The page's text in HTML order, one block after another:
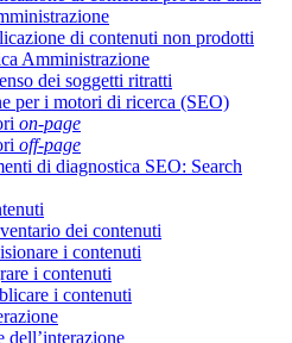
di contenuti non prodotti
Amministrazione
dei soggetti ritratti
per i motori di ricerca (SEO)
on-page
off-page
di diagnostica SEO: Search
dei contenuti
i contenuti
i contenuti
i contenuti
dell’interazione